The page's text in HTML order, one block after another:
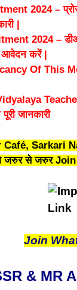
2024 –
|
2024 –
आवेदन करें |
Of This
जानकारी
Café, Sarkari
से जरुर Join
Join
& MR